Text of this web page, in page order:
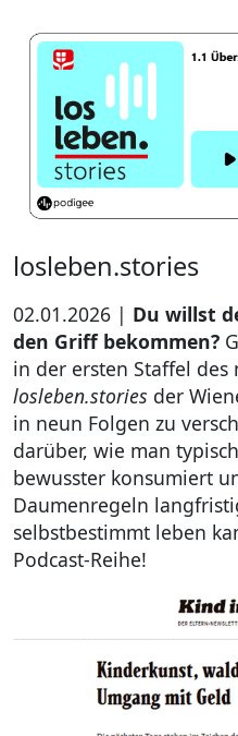
losleben.stories
02.01.2026 | Du willst
den Griff bekommen?
in der ersten Staffel des
losleben.stories der
in neun Folgen zu
darüber, wie man
bewusster konsumiert
Daumenregeln
selbstbestimmt leben
Podcast-Reihe!